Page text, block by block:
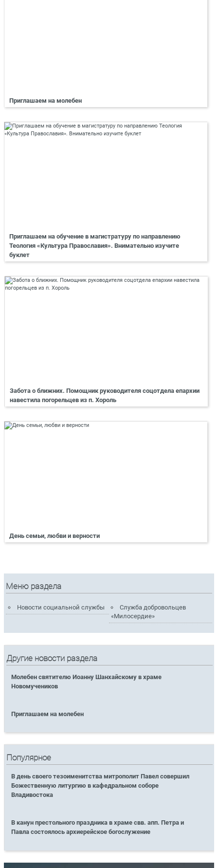
Приглашаем на молебен
Приглашаем на обучение в магистратуру по направлению
Теология «Культура Православия». Внимательно изучите
буклет
Забота о ближних. Помощник руководителя соцотдела епархии
навестила погорельцев из п. Хороль
День семьи, любви и верности
Меню раздела
Новости социальной службы
Служба добровольцев
«Милосердие»
Другие новости раздела
Молебен святителю Иоанну Шанхайскому в храме
Новомучеников
Приглашаем на молебен
Популярное
В день своего тезоименитства митрополит Павел совершил
Божественную литургию в кафедральном соборе
Владивостока
В канун престольного праздника в храме свв. апп. Петра и
Павла состоялось архиерейское богослужение